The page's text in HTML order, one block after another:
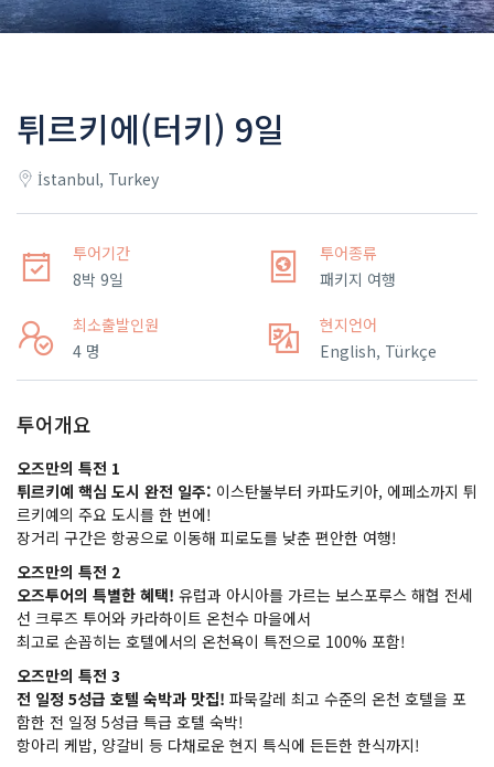
튀르키에(터키) 9일
İstanbul, Turkey
투어기간
8박 9일
투어종류
패키지 여행
최소출발인원
4 명
현지언어
English, Türkçe
투어개요
오즈만의 특전 1
튀르키예 핵심 도시 완전 일주: 이스탄불부터 카파도키아, 에페소까지 튀
르키예의 주요 도시를 한 번에!
장거리 구간은 항공으로 이동해 피로도를 낮춘 편안한 여행!
오즈만의 특전 2
오즈투어의 특별한 혜택! 유럽과 아시아를 가르는 보스포루스 해협 전세
선 크루즈 투어와 카라하이트 온천수 마을에서
최고로 손꼽히는 호텔에서의 온천욕이 특전으로 100% 포함!
오즈만의 특전 3
전 일정 5성급 호텔 숙박과 맛집! 파묵칼레 최고 수준의 온천 호텔을 포
함한 전 일정 5성급 특급 호텔 숙박!
항아리 케밥, 양갈비 등 다채로운 현지 특식에 든든한 한식까지!